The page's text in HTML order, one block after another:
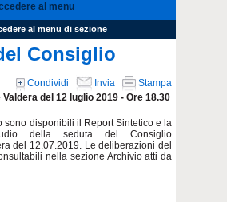
al menu
al menu di sezione
Consiglio
Condividi Invia
Stampa
del 12 luglio 2019 - Ore 18.30
sono disponibili il Report Sintetico e la
della seduta del Consiglio
del 12.07.2019. Le deliberazioni del
nella sezione Archivio atti da